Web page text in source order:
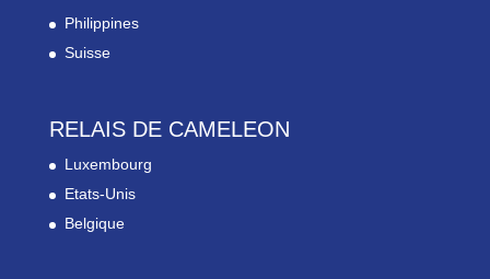
Philippines
Suisse
RELAIS DE CAMELEON
Luxembourg
Etats-Unis
Belgique